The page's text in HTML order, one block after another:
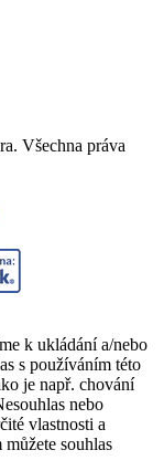
Všechna práva
k ukládání a/nebo
s používáním této
je např. chování
nebo
vlastnosti a
souhlas